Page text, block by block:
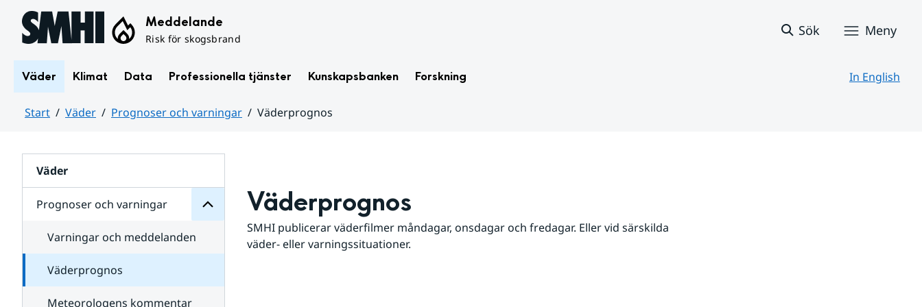
Hoppa till sidans innehåll Meddelande
Risk för skogsbrand
Sök Meny
Väder Klimat Data Professionella tjänster Kunskapsbanken Forskning In English
Start Väder Prognoser och varningar
Väderprognos
Väder
Prognoser och varningar
för
varningar
Varningar och meddelanden
Väderprognos
Meteorologens kommentar
Väderprognos
SMHI publicerar väderfilmer måndagar, onsdagar och fredagar. Eller vid särskilda
väder- eller varningssituationer.